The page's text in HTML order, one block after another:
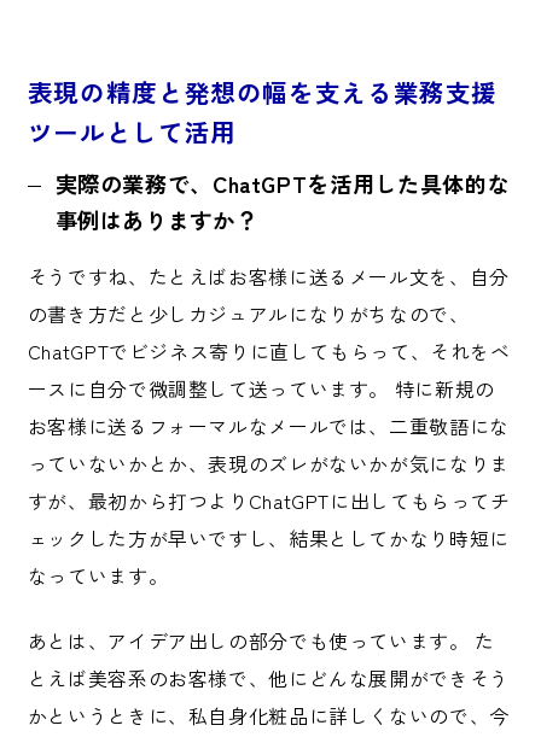
表現の精度と発想の幅を支える業務支援
ツールとして活用
実際の業務で、ChatGPTを活用した具体的な
事例はありますか？
そうですね、たとえばお客様に送るメール文を、自分
の書き方だと少しカジュアルになりがちなので、
ChatGPTでビジネス寄りに直してもらって、それをベ
ースに自分で微調整して送っています。 特に新規の
お客様に送るフォーマルなメールでは、二重敬語にな
っていないかとか、表現のズレがないかが気になりま
すが、最初から打つよりChatGPTに出してもらってチ
ェックした方が早いですし、結果としてかなり時短に
なっています。
あとは、アイデア出しの部分でも使っています。 た
とえば美容系のお客様で、他にどんな展開ができそう
かというときに、私自身化粧品に詳しくないので、今